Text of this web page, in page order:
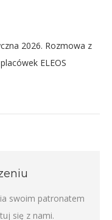
2026. Rozmowa z
ELEOS
swoim patronatem
się z nami.